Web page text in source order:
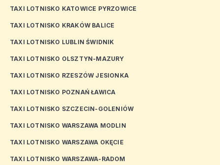
TAXI LOTNISKO KATOWICE PYRZOWICE
TAXI LOTNISKO KRAKÓW BALICE
TAXI LOTNISKO LUBLIN ŚWIDNIK
TAXI LOTNISKO OLSZTYN-MAZURY
TAXI LOTNISKO RZESZÓW JESIONKA
TAXI LOTNISKO POZNAŃ ŁAWICA
TAXI LOTNISKO SZCZECIN-GOLENIÓW
TAXI LOTNISKO WARSZAWA MODLIN
TAXI LOTNISKO WARSZAWA OKĘCIE
TAXI LOTNISKO WARSZAWA-RADOM